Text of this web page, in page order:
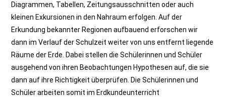
Diagrammen, Tabellen, Zeitungsausschnitten oder auch
kleinen Exkursionen in den Nahraum erfolgen. Auf der
Erkundung bekannter Regionen aufbauend erforschen wir
dann im Verlauf der Schulzeit weiter von uns entfernt liegende
Räume der Erde. Dabei stellen die Schülerinnen und Schüler
ausgehend von ihren Beobachtungen Hypothesen auf, die sie
dann auf ihre Richtigkeit überprüfen. Die Schülerinnen und
Schüler arbeiten somit im Erdkundeunterricht